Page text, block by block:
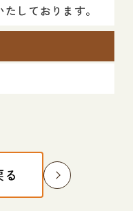
しております。